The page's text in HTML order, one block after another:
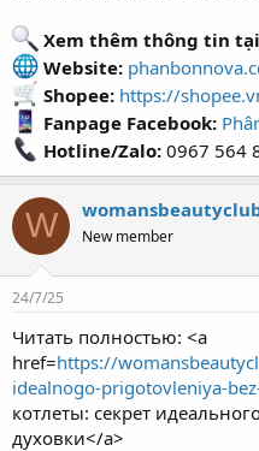
Xem thêm thông tin
Website:
Shopee: https://
Fanpage Facebook:
Hotline/Zalo: 0967 564
W New member
24/7/25
Читать полностью: <a
href=https://
idealnogo-prigotovleniya-
котлеты: секрет
духовки</a>